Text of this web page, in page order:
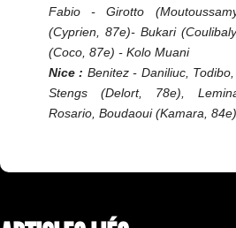
Fabio - Girotto
(Cyprien, 87e)- Bukari
(Coco, 87e) - Kolo Muani
Nice : Benitez - Daniliuc,
Stengs (Delort, 78e),
Rosario, Boudaoui (Kamara,